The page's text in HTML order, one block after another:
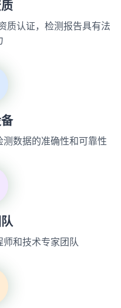
质认证，检测报告具有法
数据的准确性和可靠性
和技术专家团队